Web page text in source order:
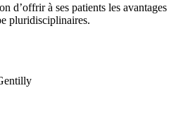
d’offrir à ses patients les avantages
pluridisciplinaires.